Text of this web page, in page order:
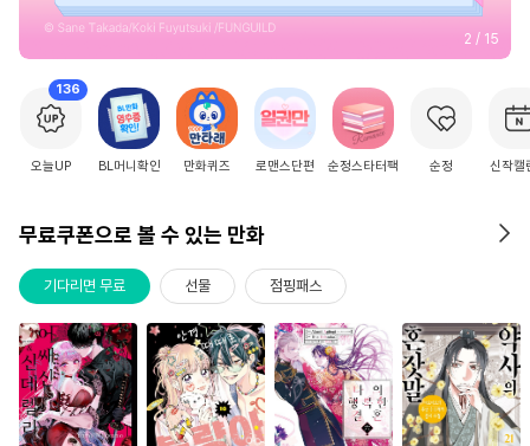
2 / 15
136
오늘UP BL머니확인 만화퀴즈 로맨스단편 순정스타터팩 순정 신작캘
무료쿠폰으로 볼 수 있는 만화
기다리면 무료 선물 점핑패스